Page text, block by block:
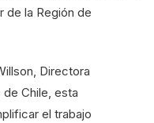
de la Región de
Directora
de Chile, esta
el trabajo